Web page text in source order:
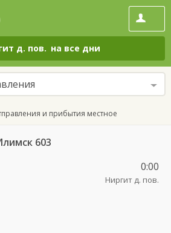
д. пов. на все дни
и прибытия местное
603
0:00
Ниргит д. пов.